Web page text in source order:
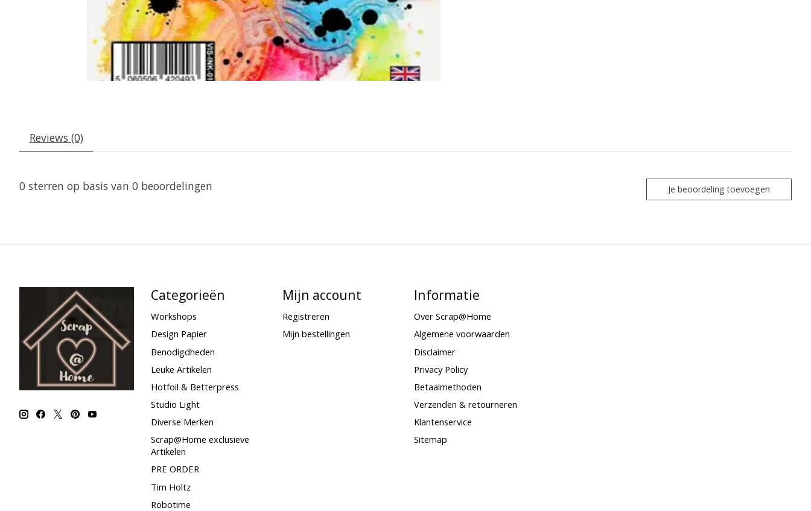
Reviews (0)
0 sterren op basis van 0 beoordelingen Je beoordeling toevoegen
Categorieën
Workshops
Design Papier
Benodigdheden
Leuke Artikelen
Hotfoil & Betterpress
Studio Light
Diverse Merken
Scrap@Home exclusieve
Artikelen
PRE ORDER
Tim Holtz
Robotime
Mijn account
Registreren
Mijn bestellingen
Informatie
Over Scrap@Home
Algemene voorwaarden
Disclaimer
Privacy Policy
Betaalmethoden
Verzenden & retourneren
Klantenservice
Sitemap